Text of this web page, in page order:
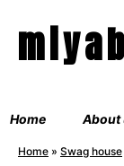
Home About
Home » Swag house